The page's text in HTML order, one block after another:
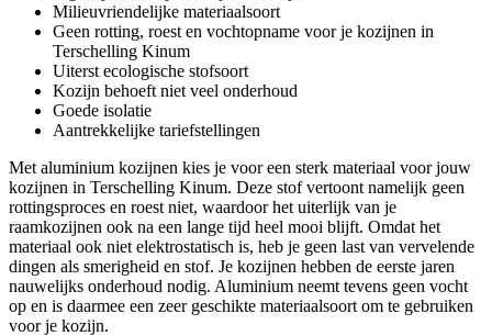
Milieuvriendelijke materiaalsoort
Geen rotting, roest en vochtopname voor je kozijnen in
Terschelling Kinum
Uiterst ecologische stofsoort
Kozijn behoeft niet veel onderhoud
Goede isolatie
Aantrekkelijke tariefstellingen
Met aluminium kozijnen kies je voor een sterk materiaal voor jouw
kozijnen in Terschelling Kinum. Deze stof vertoont namelijk geen
rottingsproces en roest niet, waardoor het uiterlijk van je
raamkozijnen ook na een lange tijd heel mooi blijft. Omdat het
materiaal ook niet elektrostatisch is, heb je geen last van vervelende
dingen als smerigheid en stof. Je kozijnen hebben de eerste jaren
nauwelijks onderhoud nodig. Aluminium neemt tevens geen vocht
op en is daarmee een zeer geschikte materiaalsoort om te gebruiken
voor je kozijn.